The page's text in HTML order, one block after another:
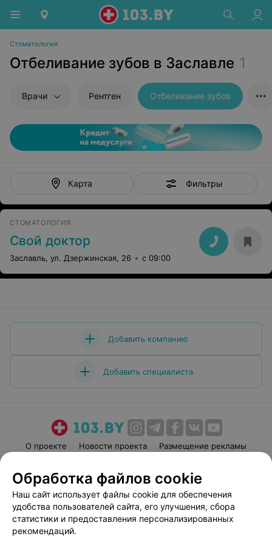
Стоматология
Отбеливание зубов в Заславле 1
Врачи Рентген Отбеливание зубов
Карта Фильтры
СТОМАТОЛОГИЯ
Свой доктор
Заславль, ул. Дзержинская, 26 с 09:00
Добавить компанию
Добавить специалиста
О проекте Новости проекта
Размещение рекламы
Пользовательское соглашение
Способы оплаты
Вакансии
Партнеры
Написать руководителю 103.by
Обработка файлов cookie
Наш сайт использует файлы cookie для обеспечения
удобства пользователей сайта, его улучшения, сбора
статистики и предоставления персонализированных
рекомендаций.